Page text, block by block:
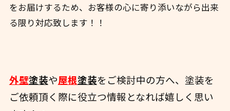
をお届けするため、お客様の心に寄り添いながら出来
る限り対応致します！！
外壁塗装や屋根塗装をご検討中の方へ、 塗装を
ご依頼頂く際に役立つ情報となれば嬉しく思い